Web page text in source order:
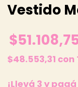
Vestido
$48.553,31 con
¡Llevá 3 y pagá